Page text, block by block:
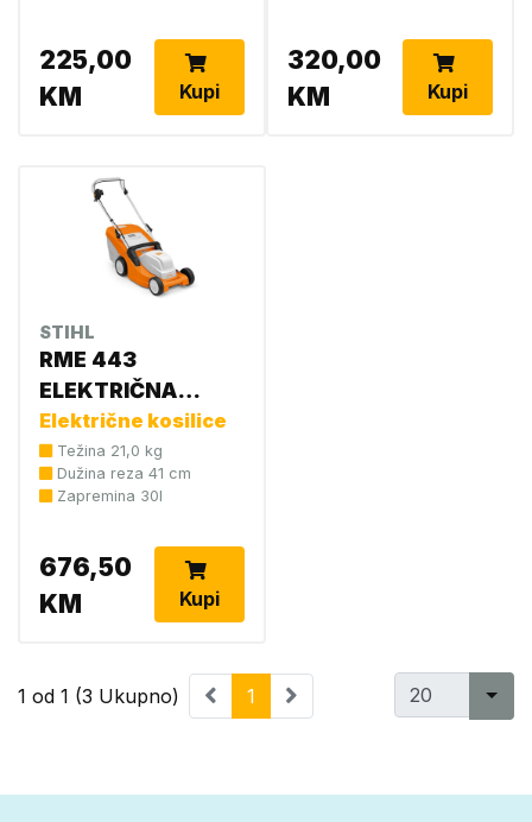
225,00
KM
Kupi
320,00
KM
Kupi
STIHL
RME 443
ELEKTRIČNA
KOSILICA 6338 011
2405
Električne kosilice
Težina 21,0 kg
Dužina reza 41 cm
Zapremina 30l
676,50
KM
Kupi
1 od 1 (3 Ukupno) 1